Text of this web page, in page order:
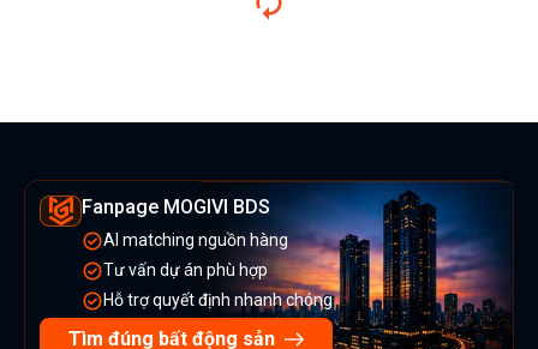
Fanpage MOGIVI BDS
AI matching nguồn hàng
Tư vấn dự án phù hợp
Hỗ trợ quyết định nhanh chóng
Tìm đúng bất động sản